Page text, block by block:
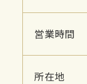
営業時間
所在地